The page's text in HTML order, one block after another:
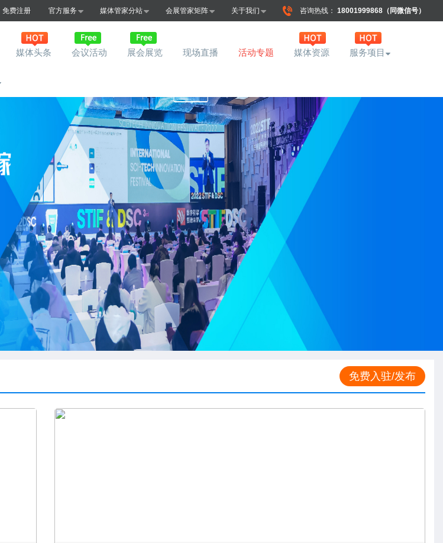
免费注册 官方服务 媒体管家分站 会展管家矩阵 关于我们 咨询热线： 18001999868（同微信号）
媒体头条 会议活动 展会展览 现场直播 活动专题 媒体资源 服务项目
免费入驻/发布